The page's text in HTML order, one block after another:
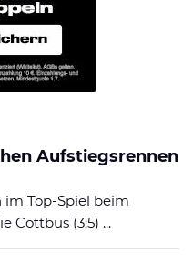
Aufstiegsrennen
Top-Spiel beim
Cottbus (3:5) ...